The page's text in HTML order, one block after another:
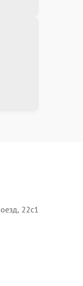
22с1